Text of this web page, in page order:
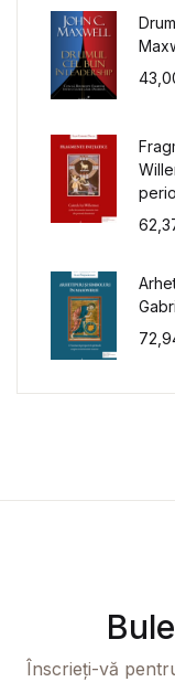
Înscrieți-vă